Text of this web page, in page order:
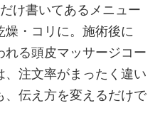
け書いてあるメニュー
・コリに。施術後に
れる頭皮マッサージコー
、注文率がまったく違い
、伝え方を変えるだけで